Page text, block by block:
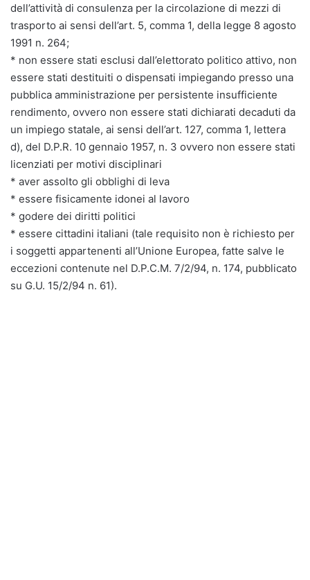
dell’attività di consulenza per la circolazione di mezzi di
trasporto ai sensi dell’art. 5, comma 1, della legge 8 agosto
1991 n. 264;
* non essere stati esclusi dall’elettorato politico attivo, non
essere stati destituiti o dispensati impiegando presso una
pubblica amministrazione per persistente insufficiente
rendimento, ovvero non essere stati dichiarati decaduti da
un impiego statale, ai sensi dell’art. 127, comma 1, lettera
d), del D.P.R. 10 gennaio 1957, n. 3 ovvero non essere stati
licenziati per motivi disciplinari
* aver assolto gli obblighi di leva
* essere fisicamente idonei al lavoro
* godere dei diritti politici
* essere cittadini italiani (tale requisito non è richiesto per
i soggetti appartenenti all’Unione Europea, fatte salve le
eccezioni contenute nel D.P.C.M. 7/2/94, n. 174, pubblicato
su G.U. 15/2/94 n. 61).